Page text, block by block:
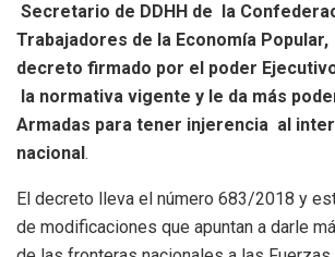
Secretario de DDHH de la
Trabajadores de la Economía
decreto firmado por el poder
la normativa vigente y le da más
Armadas para tener injerencia al
nacional .
El decreto lleva el número 683/2018 y
de modificaciones que apuntan a darle